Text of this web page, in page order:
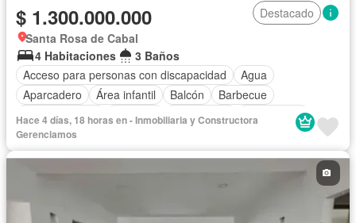
$ 1.300.000.000
Destacado
Santa Rosa de Cabal
4 Habitaciones
3 Baños
Acceso para personas con discapacidad
Agua
Aparcadero
Área infantil Balcón
Barbecue
Cocina integral
Depósito Electricidad
Gas natural
Jacuzzi
Jardín
Hace 4 días, 18 horas en - Inmobiliaria y Constructora
Gerenciamos